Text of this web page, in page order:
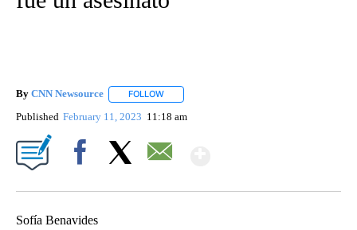
By CNN Newsource FOLLOW
Published February 11, 2023 11:18 am
Sofía Benavides